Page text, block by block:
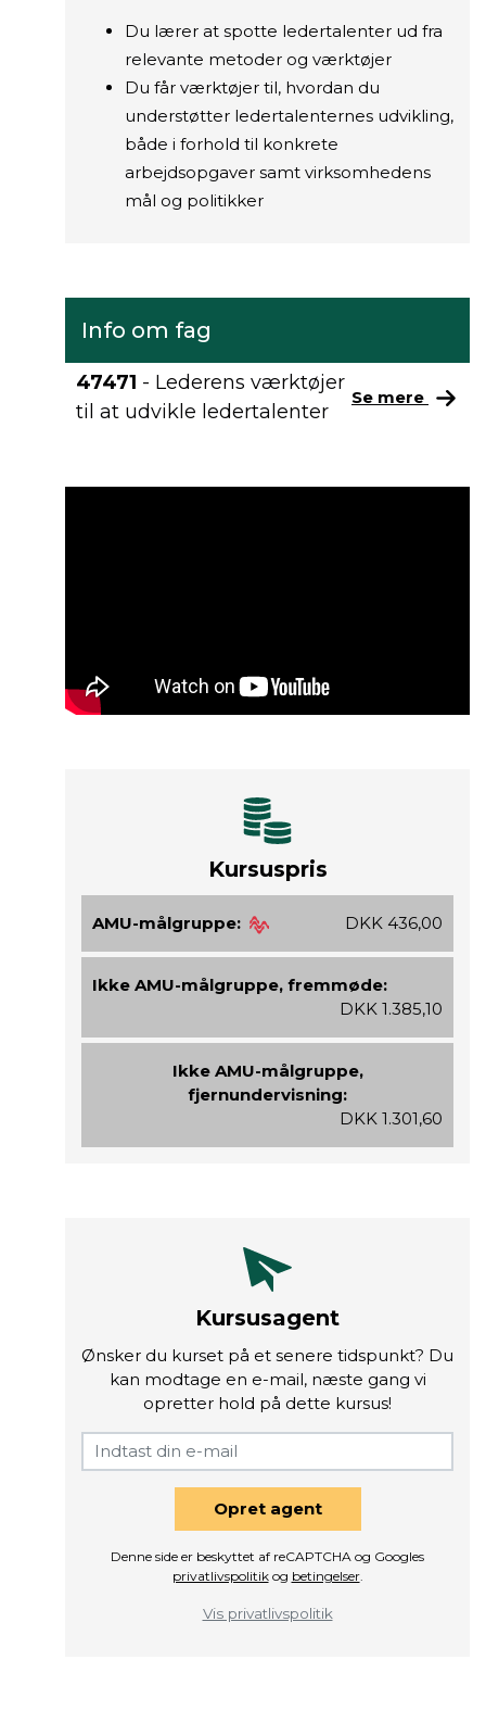
Du lærer at spotte ledertalenter ud fra
relevante metoder og værktøjer
Du får værktøjer til, hvordan du
understøtter ledertalenternes udvikling,
både i forhold til konkrete
arbejdsopgaver samt virksomhedens
mål og politikker
Info om fag
47471 - Lederens værktøjer
til at udvikle ledertalenter
Se mere
Kursuspris
AMU-målgruppe: DKK 436,00
Ikke AMU-målgruppe, fremmøde:
DKK 1.385,10
Ikke AMU-målgruppe,
fjernundervisning:
DKK 1.301,60
Kursusagent
Ønsker du kurset på et senere tidspunkt? Du
kan modtage en e-mail, næste gang vi
opretter hold på dette kursus!
Opret agent
Denne side er beskyttet af reCAPTCHA og Googles
privatlivspolitikog betingelser.
Vis privatlivspolitik